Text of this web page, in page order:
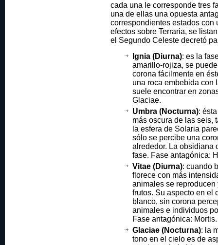
cada una le corresponde tres
una de ellas una opuesta
correspondientes estados con
efectos sobre Terraria, se
el Segundo Celeste decretó
Ignia (Diurna): es la
amarillo-rojiza, se
corona fácilmente en
una roca embebida con
suele encontrar en
Glaciae.
Umbra (Nocturna):
más oscura de las seis,
la esfera de Solaria
sólo se percibe una
alrededor. La obsidiana
fase. Fase antagónica:
Vitae (Diurna): cuando
florece con más
animales se
frutos. Su aspecto en el
blanco, sin corona
animales e individuos
Fase antagónica: Mortis.
Glaciae (Nocturna): la
tono en el cielo es de